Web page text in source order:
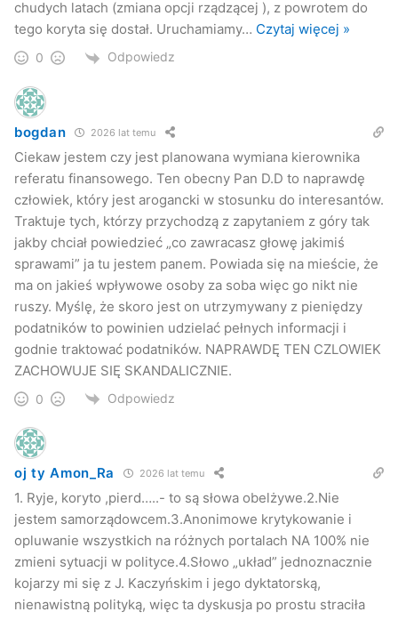
chudych latach (zmiana opcji rządzącej ), z powrotem do
tego koryta się dostał. Uruchamiamy… Czytaj więcej »
0 Odpowiedz
bogdan 2026 lat temu
Ciekaw jestem czy jest planowana wymiana kierownika
referatu finansowego. Ten obecny Pan D.D to naprawdę
człowiek, który jest arogancki w stosunku do interesantów.
Traktuje tych, którzy przychodzą z zapytaniem z góry tak
jakby chciał powiedzieć „co zawracasz głowę jakimiś
sprawami” ja tu jestem panem. Powiada się na mieście, że
ma on jakieś wpływowe osoby za soba więc go nikt nie
ruszy. Myślę, że skoro jest on utrzymywany z pieniędzy
podatników to powinien udzielać pełnych informacji i
godnie traktować podatników. NAPRAWDĘ TEN CZLOWIEK
ZACHOWUJE SIĘ SKANDALICZNIE.
0 Odpowiedz
oj ty Amon_Ra 2026 lat temu
1. Ryje, koryto ,pierd…..- to są słowa obelżywe.2.Nie
jestem samorządowcem.3.Anonimowe krytykowanie i
opluwanie wszystkich na różnych portalach NA 100% nie
zmieni sytuacji w polityce.4.Słowo „układ” jednoznacznie
kojarzy mi się z J. Kaczyńskim i jego dyktatorską,
nienawistną polityką, więc ta dyskusja po prostu straciła